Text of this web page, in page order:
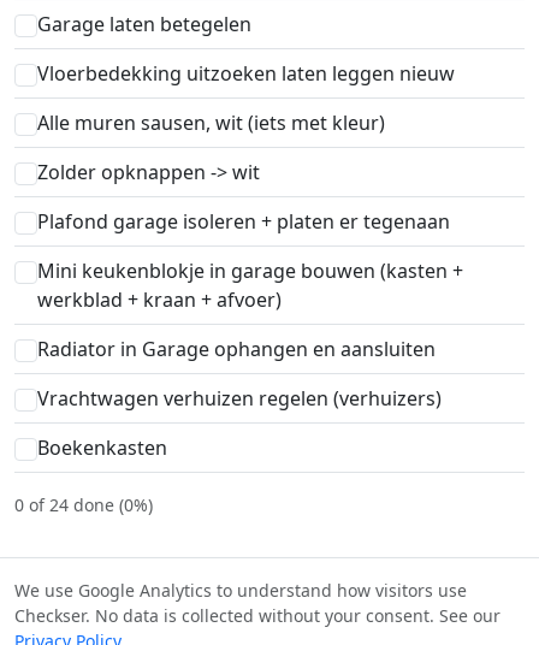
Garage laten betegelen
Vloerbedekking uitzoeken laten leggen nieuw
Alle muren sausen, wit (iets met kleur)
Zolder opknappen -> wit
Plafond garage isoleren + platen er tegenaan
Mini keukenblokje in garage bouwen (kasten +
werkblad + kraan + afvoer)
Radiator in Garage ophangen en aansluiten
Vrachtwagen verhuizen regelen (verhuizers)
Boekenkasten
0 of 24 done (0%)
© Checkser — The world's best checklists, built together.
We use Google Analytics to understand how visitors use
Checkser. No data is collected without your consent. See our